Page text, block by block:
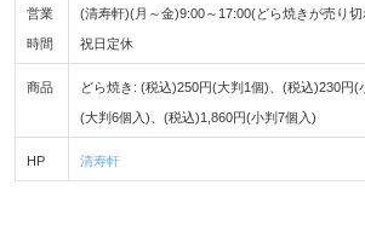
営業
時間
(清寿軒)(月～金)9:00～17:00(どら焼きが売り
祝日定休
商品 どら焼き: (税込)250円(大判1個)、(税込)230円(
(大判6個入)、(税込)1,860円(小判7個入)
HP 清寿軒